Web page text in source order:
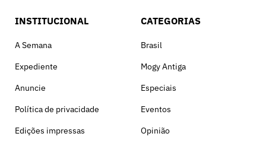
INSTITUCIONAL
A Semana
Expediente
Anuncie
Política de privacidade
Edições impressas
CATEGORIAS
Brasil
Mogy Antiga
Especiais
Eventos
Opinião